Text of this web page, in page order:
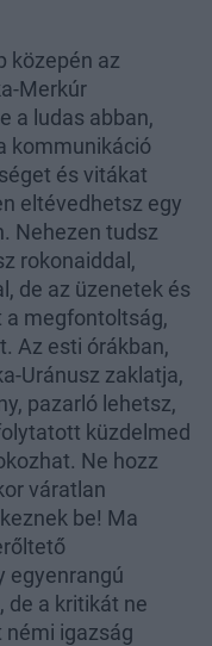
közepén az
Merkúr
a ludas abban,
kommunikáció
és vitákat
eltévedhetsz egy
Nehezen tudsz
rokonaiddal,
de az üzenetek és
a megfontoltság,
Az esti órákban,
Uránusz zaklatja,
pazarló lehetsz,
küzdelmed
Ne hozz
váratlan
be! Ma
egyenrangú
de a kritikát ne
igazság